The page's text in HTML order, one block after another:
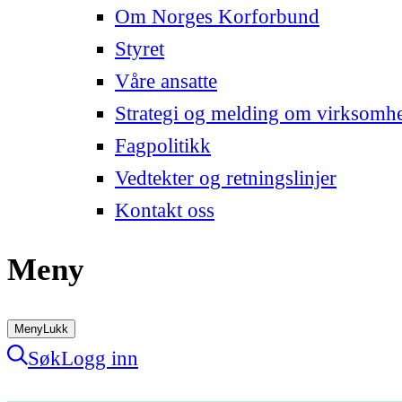
Om Norges Korforbund
Styret
Våre ansatte
Strategi og melding om
Fagpolitikk
Vedtekter og retningslinjer
Kontakt oss
Meny
MenyLukk
SøkLogg inn